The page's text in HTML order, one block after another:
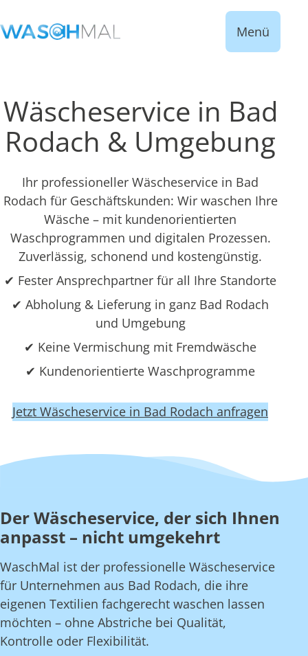
Menü
Wäscheservice in Bad
Rodach & Umgebung
Ihr professioneller Wäscheservice in Bad
Rodach für Geschäftskunden: Wir waschen Ihre
Wäsche – mit kundenorientierten
Waschprogrammen und digitalen Prozessen.
Zuverlässig, schonend und kostengünstig.
✔ Fester Ansprechpartner für all Ihre Standorte
✔ Abholung & Lieferung in ganz Bad Rodach
und Umgebung
✔ Keine Vermischung mit Fremdwäsche
✔ Kundenorientierte Waschprogramme
Jetzt Wäscheservice in Bad Rodach anfragen
Der Wäscheservice, der sich Ihnen
anpasst – nicht umgekehrt
WaschMal ist der professionelle Wäscheservice
für Unternehmen aus Bad Rodach, die ihre
eigenen Textilien fachgerecht waschen lassen
möchten – ohne Abstriche bei Qualität,
Kontrolle oder Flexibilität.